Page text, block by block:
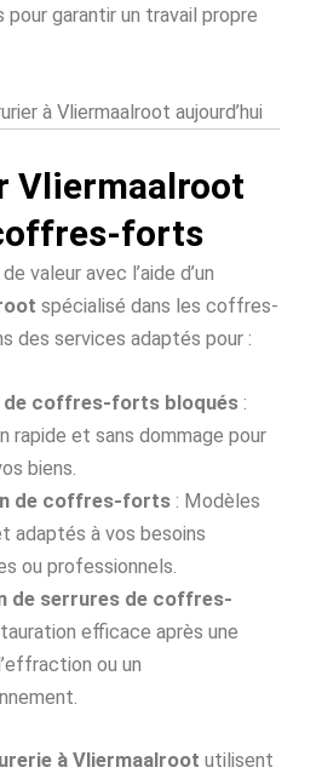
garantir un travail propre
à Vliermaalroot aujourd’hui
Vliermaalroot
forts
valeur avec l’aide d’un
spécialisé dans les coffres-
des services adaptés pour :
de coffres-forts bloqués :
rapide et sans dommage pour
biens.
de coffres-forts : Modèles
adaptés à vos besoins
ou professionnels.
de serrures de coffres-
efficace après une
ou un
à Vliermaalroot utilisent